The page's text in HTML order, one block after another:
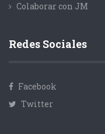
Colaborar con JM
Redes Sociales
Facebook
Twitter